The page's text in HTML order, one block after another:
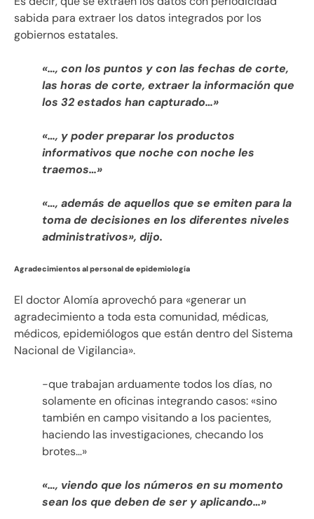
sabida para extraer los datos integrados por los
gobiernos estatales.
«…, con los puntos y con las fechas de corte,
las horas de corte, extraer la información que
los 32 estados han capturado…»
«…, y poder preparar los productos
informativos que noche con noche les
traemos…»
«…, además de aquellos que se emiten para la
toma de decisiones en los diferentes niveles
administrativos», dijo.
Agradecimientos al personal de epidemiología
El doctor Alomía aprovechó para «generar un
agradecimiento a toda esta comunidad, médicas,
médicos, epidemiólogos que están dentro del Sistema
Nacional de Vigilancia».
-que trabajan arduamente todos los días, no
solamente en oficinas integrando casos: «sino
también en campo visitando a los pacientes,
haciendo las investigaciones, checando los
brotes…»
«…, viendo que los números en su momento
sean los que deben de ser y aplicando…»